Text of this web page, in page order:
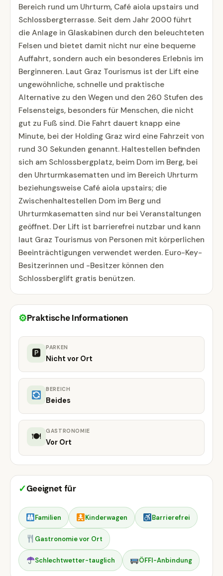
Bereich rund um Uhrturm, Café aiola upstairs und
Schlossbergterrasse. Seit dem Jahr 2000 führt
die Anlage in Glaskabinen durch den beleuchteten
Felsen und bietet damit nicht nur eine bequeme
Auffahrt, sondern auch ein besonderes Erlebnis im
Berginneren. Laut Graz Tourismus ist der Lift eine
ungewöhnliche, schnelle und praktische
Alternative zu den Wegen und den 260 Stufen des
Felsensteigs, besonders für Menschen, die nicht
gut zu Fuß sind. Die Fahrt dauert knapp eine
Minute, bei der Holding Graz wird eine Fahrzeit von
rund 30 Sekunden genannt. Haltestellen befinden
sich am Schlossbergplatz, beim Dom im Berg, bei
den Uhrturmkasematten und im Bereich Uhrturm
beziehungsweise Café aiola upstairs; die
Zwischenhaltestellen Dom im Berg und
Uhrturmkasematten sind nur bei Veranstaltungen
geöffnet. Der Lift ist barrierefrei nutzbar und kann
laut Graz Tourismus von Personen mit körperlichen
Beeinträchtigungen verwendet werden. Euro-Key-
Besitzerinnen und -Besitzer können den
Schlossberglift gratis benützen.
⚙Praktische Informationen
🅿 PARKEN
Nicht vor Ort
BEREICH
Beides
🍽 GASTRONOMIE
Vor Ort
✓Geeignet für
Familien Kinderwagen Barrierefrei
Gastronomie vor Ort
Schlechtwetter-tauglich ÖFFI-Anbindung